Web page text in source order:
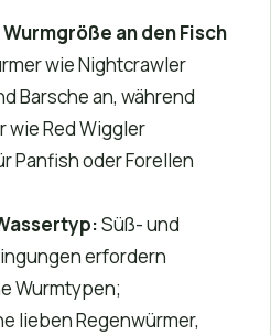
an den Fisch
wie Nightcrawler
Barsche an, während
wie Red Wiggler
Panfish oder Forellen
Süß- und
erfordern
Wurmtypen;
lieben Regenwürmer,